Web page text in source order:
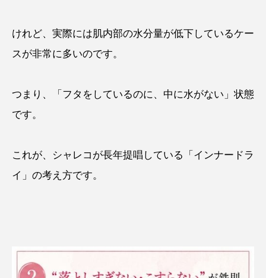
けれど、実際には肌内部の水分量が低下しているケー
スが非常に多いのです。
つまり、「フタをしているのに、中に水がない」状態
です。
これが、シャレコが長年提唱している「インナードラ
イ」の考え方です。